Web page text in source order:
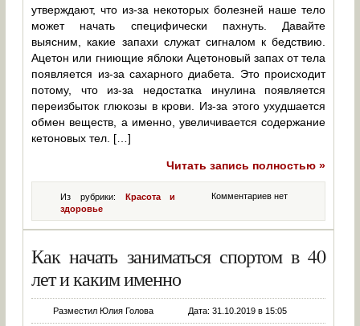
утверждают, что из-за некоторых болезней наше тело
может начать специфически пахнуть. Давайте
выясним, какие запахи служат сигналом к бедствию.
Ацетон или гниющие яблоки Ацетоновый запах от тела
появляется из-за сахарного диабета. Это происходит
потому, что из-за недостатка инулина появляется
переизбыток глюкозы в крови. Из-за этого ухудшается
обмен веществ, а именно, увеличивается содержание
кетоновых тел. […]
Читать запись полностью »
Комментариев нет
Из рубрики: Красота и
здоровье
Как начать заниматься спортом в 40
лет и каким именно
Разместил Юлия Голова Дата: 31.10.2019 в 15:05